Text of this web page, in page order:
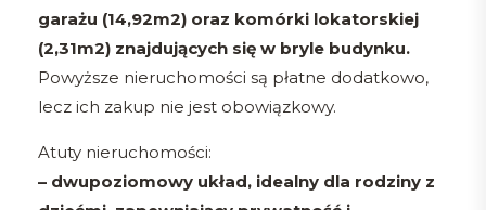
garażu (14,92m2) oraz komórki lokatorskiej
(2,31m2) znajdujących się w bryle budynku.
Powyższe nieruchomości są płatne dodatkowo,
lecz ich zakup nie jest obowiązkowy.
Atuty nieruchomości:
– dwupoziomowy układ, idealny dla rodziny z